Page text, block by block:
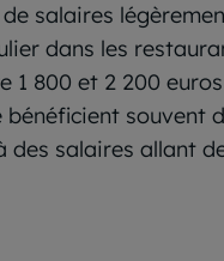
salaires
dans les
800 et 2 200
souvent
salaires allant